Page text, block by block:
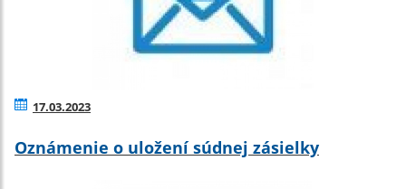
17.03.2023
Oznámenie o uložení súdnej zásielky